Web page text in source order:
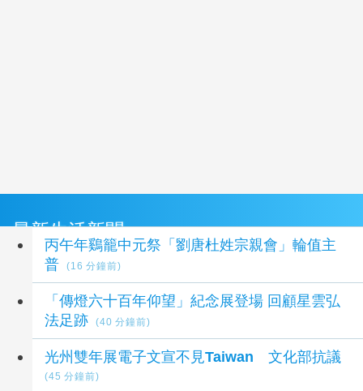
最新生活新聞
丙午年鷄籠中元祭「劉唐杜姓宗親會」輪值主
普
(16 分鐘前)
「傳燈六十百年仰望」紀念展登場 回顧星雲弘
法足跡
(40 分鐘前)
光州雙年展電子文宣不見Taiwan 文化部抗議
(45 分鐘前)